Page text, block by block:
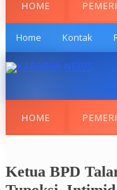
HOME
Home Kontak
HOME
Ketua BPD